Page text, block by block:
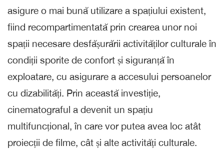
asigure o mai bună utilizare a spațiului existent,
fiind recompartimentată prin crearea unor noi
spații necesare desfășurării activităților culturale în
condiții sporite de confort și siguranță în
exploatare, cu asigurare a accesului persoanelor
cu dizabilități. Prin această investiție,
cinematograful a devenit un spațiu
multifuncțional, în care vor putea avea loc atât
proiecții de filme, cât și alte activități culturale.